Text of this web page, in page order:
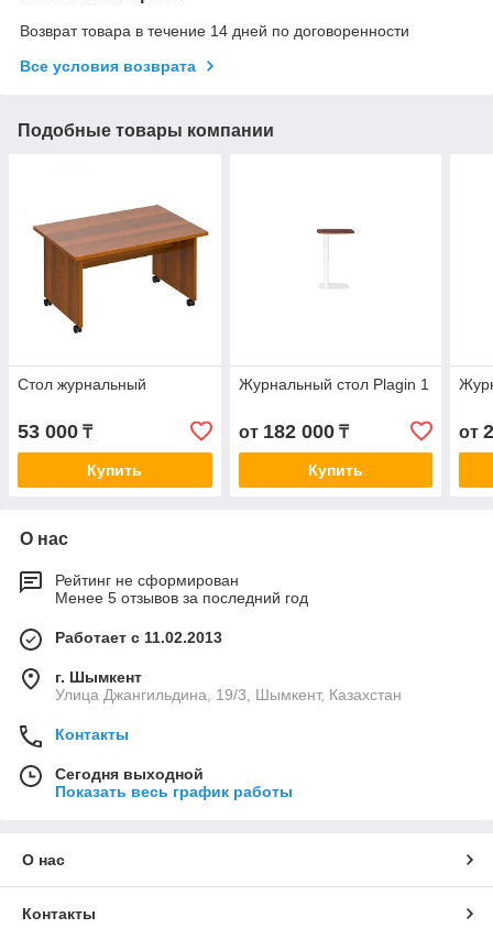
Возврат товара в течение 14 дней по договоренности
Все условия возврата
Подобные товары компании
Стол журнальный
53 000 ₸
Купить
Журнальный стол Plagin 1
от 182 000₸
Купить
от
О нас
Рейтинг не сформирован
Менее 5 отзывов за последний год
Работает с 11.02.2013
г. Шымкент
Улица Джангильдина, 19/3, Шымкент, Казахстан
Контакты
Сегодня выходной
Показать весь график работы
О нас
Контакты